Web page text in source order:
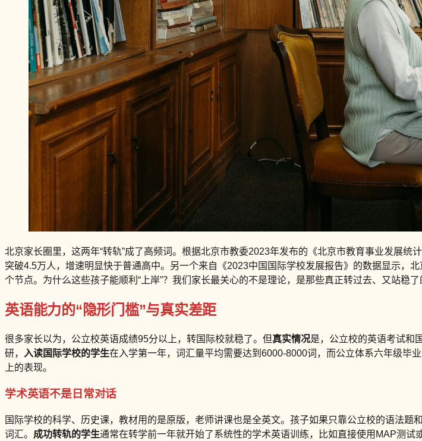
北京家长圈里，这两年“转轨”成了高频词。根据北京市教委2023年发布的《北京市教育事业发展
突破4.5万人，增速明显快于普通高中。另一个来自《2023中国国际学校发展报告》的数据显示，
个节点。为什么这些孩子能顺利“上岸”？我们家长最关心的不是理论，是那些真正转过去、又站稳了
英语能力的“隐形门槛”与真实差距
很多家长以为，公立校英语成绩95分以上，转国际校就稳了。但真实情况是，公立校的英语考试和
研，
入读国际学校的学生在入学第一年，词汇量平均需要达到6000-8000词，而公立体系六年级毕
上的表现。
学术英语不是日常对话
国际学校的科学、历史课，教材用的是原版，老师讲课也是全英文。孩子如果只靠公立校的语法题
词汇。 成功转轨的学生通常在转学前一年就开始了系统性的学术英语训练，比如直接使用MAP测试